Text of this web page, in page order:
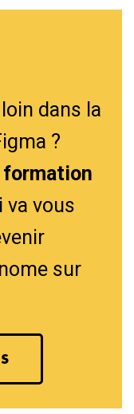
dans la
?
formation
va vous
sur